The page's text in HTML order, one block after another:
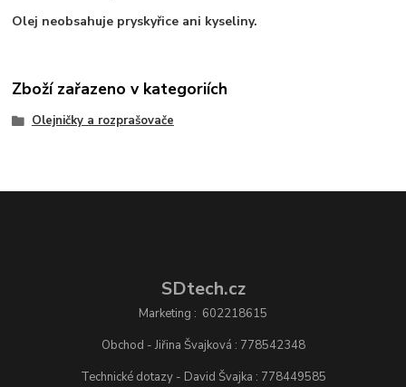
Olej neobsahuje pryskyřice ani kyseliny.
Zboží zařazeno v kategoriích
Olejničky a rozprašovače
SDtech.cz
Marketing : 602218615
Obchod - Jiřina Švajková : 778542348
Technické dotazy - David Švajka : 778449585